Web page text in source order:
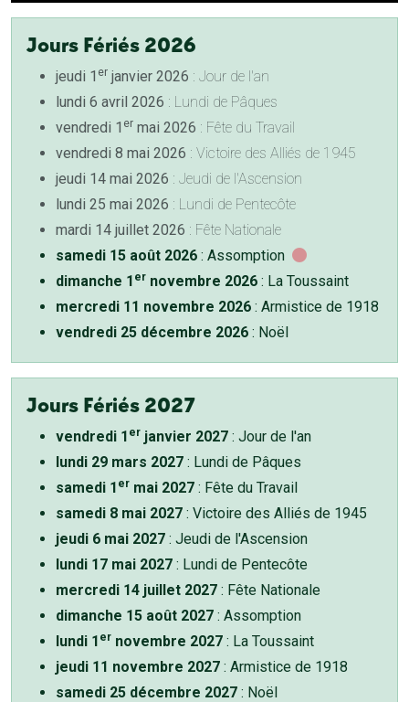
Jours Fériés 2026
jeudi 1 er janvier 2026 : Jour de l'an
lundi 6 avril 2026 : Lundi de Pâques
vendredi 1 er mai 2026 : Fête du Travail
vendredi 8 mai 2026 : Victoire des Alliés de 1945
jeudi 14 mai 2026 : Jeudi de l'Ascension
lundi 25 mai 2026 : Lundi de Pentecôte
mardi 14 juillet 2026 : Fête Nationale
samedi 15 août 2026 : Assomption
dimanche 1 er novembre 2026 : La Toussaint
mercredi 11 novembre 2026 : Armistice de 1918
vendredi 25 décembre 2026 : Noël
Jours Fériés 2027
vendredi 1 er janvier 2027 : Jour de l'an
lundi 29 mars 2027 : Lundi de Pâques
samedi 1 er mai 2027 : Fête du Travail
samedi 8 mai 2027 : Victoire des Alliés de 1945
jeudi 6 mai 2027 : Jeudi de l'Ascension
lundi 17 mai 2027 : Lundi de Pentecôte
mercredi 14 juillet 2027 : Fête Nationale
dimanche 15 août 2027 : Assomption
lundi 1 er novembre 2027 : La Toussaint
jeudi 11 novembre 2027 : Armistice de 1918
samedi 25 décembre 2027 : Noël